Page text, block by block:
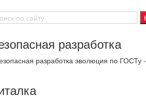
разработка
разработка эволюция по ГОСТу -